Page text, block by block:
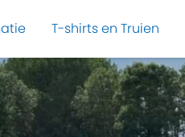
T-shirts en Truien